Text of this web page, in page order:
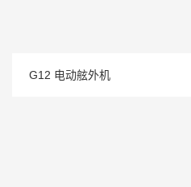
额定电压/电流： 96V / 125Ah
G12 电动舷外机